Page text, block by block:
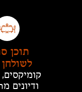
תוכן
ודיונים